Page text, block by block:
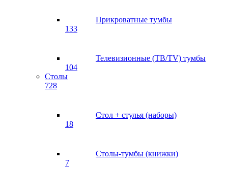
Прикроватные тумбы
133
Телевизионные (ТВ/TV) тумбы
104
Столы
728
Стол + стулья (наборы)
18
Столы-тумбы (книжки)
7